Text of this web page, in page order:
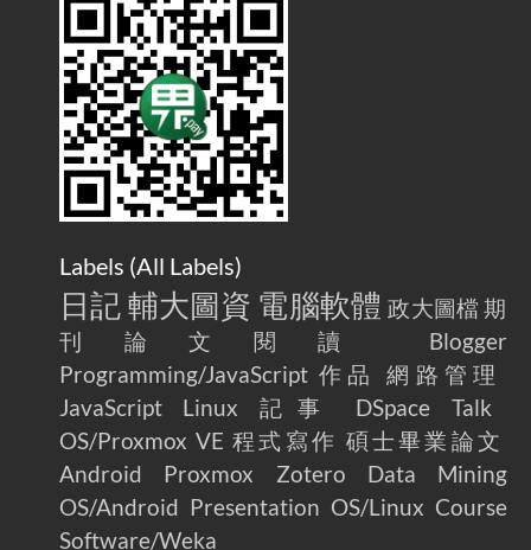
AdGuard Home不只是拿來擋廣告/ AdGuard
Home Is More Than Just an Ad Blocker
Labels (All Labels)
日記 輔大圖資 電腦軟體 政大圖檔 期
刊論文閱讀
Blogger
Programming/JavaScript 作品
網路管理
JavaScript
Linux 記事 DSpace
Talk
OS/Proxmox VE 程式寫作 碩士畢業論文
Android
Proxmox Zotero
Data Mining
OS/Android Presentation OS/Linux Course
Software/Weka